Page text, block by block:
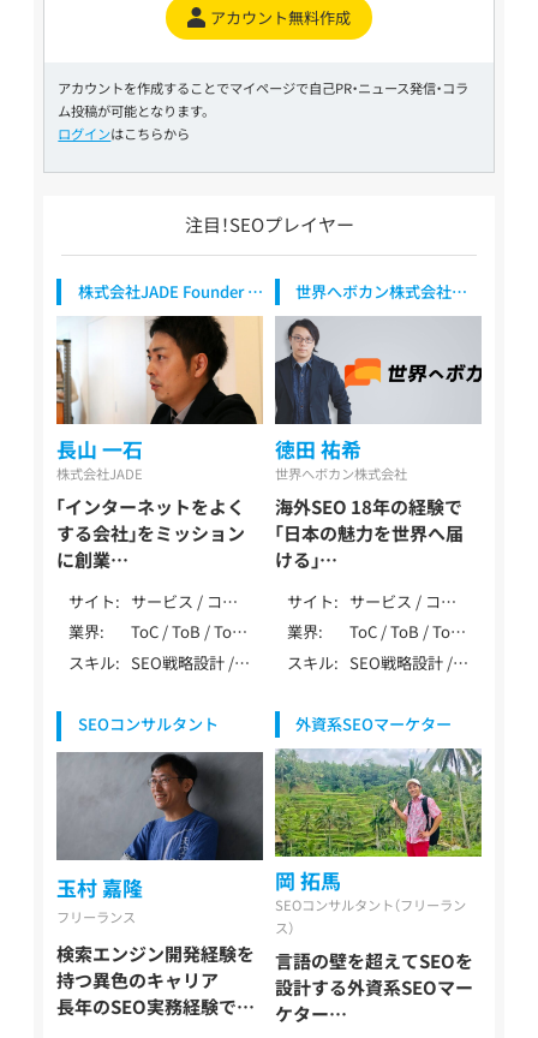
ーサーバー / レンタ
ル / ブライダル（婚
医療・健康・病院・ク
リニック / 美容・脱
毛・サロン / 不動産・
住宅・工務店 / 教育・
学習・スクール / 旅
人・転職・人材
Search Console） /
SEO内製化支援 /
アカウント無料作成
アカウントを作成することでマイページで自己PR・ニュース発信・コラ
ム投稿が可能となります。
ログインはこちらから
注目！SEOプレイヤー
株式会社JADE Founder /
CSO
長山 一石
株式会社JADE
「インターネットをよく
する会社」をミッション
に創業
が多いSEO業界で正しい
SEOを
長山一石 / Nagayama
サイト
サービス / コー
ポレート / ロー
カル / メディア /
アフィリエイト /
DB /
SPA/SSR/SSG /
その他（特殊な仕
様）
業界
ToC / ToB / ToC
ToB
スキル
SEO戦略設計 /
YMYL対応 / 特殊
サイト対応 / デ
ータ分析（GA4・
Search Console）
/ AI活用 / 広告 /
その他（特殊業
務） / SEO歴10年
以上
世界へボカン株式会社
代表取締役社長
徳田 祐希
世界へボカン株式会社
海外SEO 18年の経験で
「日本の魅力を世界へ届
ける」
化したデジタルマーケテ
ィング
徳田 祐希 / Tokuda Yuki
サイト
サービス / コー
ポレート / ロー
カル / メディア /
EC / ポータル・
業界
ToC / ToB / ToC
ToB / マーケティ
ング・IT・テクノ
ンフラ（自動車・
機械・エネルギー
等） / 健康食品・
ウォーターサー
バー / レンタル /
医療・健康・病院・
クリニック / 教
ル / 旅行・観光・
庫 / エンタメ・メ
ディア / 士業（弁
護士・税理士・行
スキル
SEO戦略設計 /
ツSEO / 記事作
成 / 外部SEO /
DB・大規模SEO /
データ分析
（GA4・Search
Console） / SEO
支援 / 上場企業
年以上
SEOコンサルタント
玉村 嘉隆
フリーランス
検索エンジン開発経験を
持つ異色のキャリア
長年のSEO実務経験でプ
外資系SEOマーケター
岡 拓馬
SEOコンサルタント（フリーラン
ス）
言語の壁を超えてSEOを
設計する外資系SEOマー
ケター